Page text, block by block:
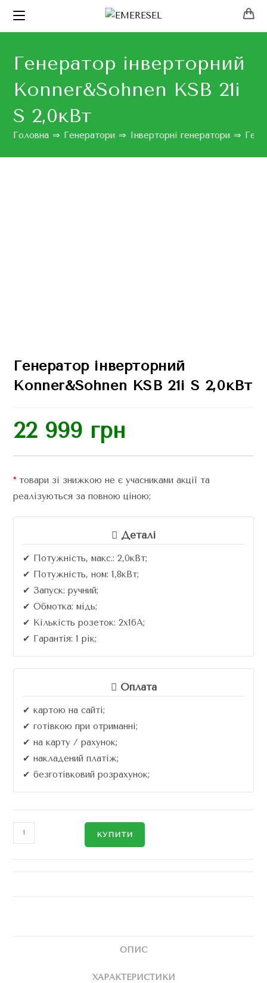
Генератор інверторний
Konner&Sohnen KSB 21i
S 2,0кВт
Головна ⇒ Генератори ⇒ Інверторні генератори ⇒
Генератор інверторний
Konner&Sohnen KSB 21i S 2,0кВт
22 999 грн
*товари зі знижкою не є учасниками акції та
реалізуються за повною ціною;
Деталі
✔ Потужність, макс.: 2,0кВт;
✔ Потужність, ном: 1,8кВт;
✔ Запуск: ручний;
✔ Обмотка: мідь;
✔ Кількість розеток: 2х16A;
✔ Гарантія: 1 рік;
Оплата
✔ картою на сайті;
✔ готівкою при отриманні;
✔ на карту / рахунок;
✔ накладений платіж;
✔ безготівковий розрахунок;
КУПИТИ
ОПИС
ХАРАКТЕРИСТИКИ